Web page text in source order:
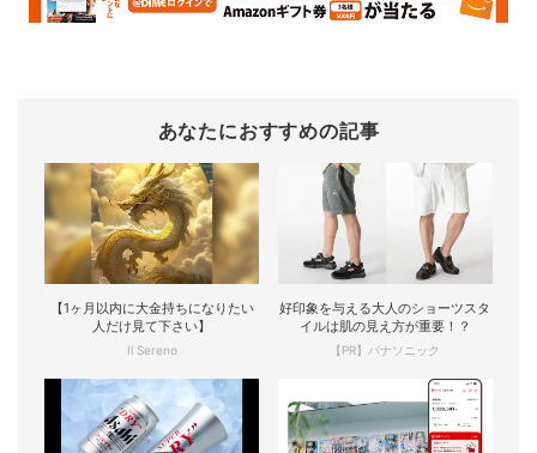
あなたにおすすめの記事
【1ヶ月以内に大金持ちになりたい
人だけ見て下さい】
Il Sereno
好印象を与える大人のショーツスタ
イルは肌の見え方が重要！？
【PR】パナソニック